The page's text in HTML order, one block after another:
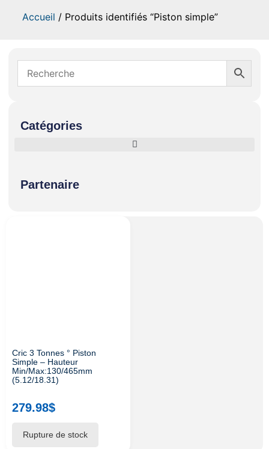
Accueil / Produits identifiés “Piston simple”
Catégories
Partenaire
Cric 3 Tonnes ° Piston
Simple – Hauteur
Min/max:130/465mm
(5.12/18.31)
279.98$